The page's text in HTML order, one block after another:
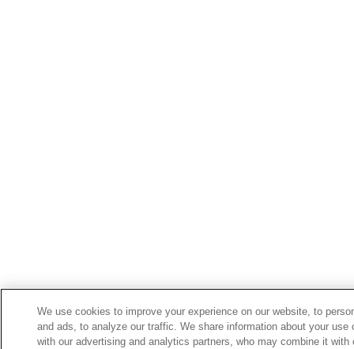
We use cookies to improve your experience on our website, to
and ads, to analyze our traffic. We share information about your use
with our advertising and analytics partners, who may combine it with